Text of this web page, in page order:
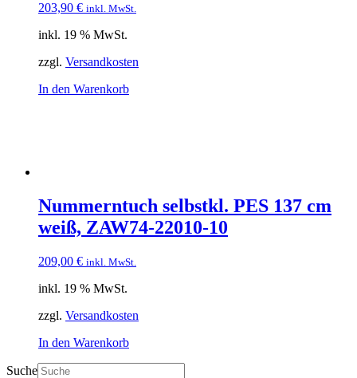
203,90 € inkl. MwSt.
inkl. 19 % MwSt.
zzgl. Versandkosten
In den Warenkorb
Nummerntuch selbstkl. PES 137 cm
weiß, ZAW74-22010-10
209,00 € inkl. MwSt.
inkl. 19 % MwSt.
zzgl. Versandkosten
In den Warenkorb
Suche